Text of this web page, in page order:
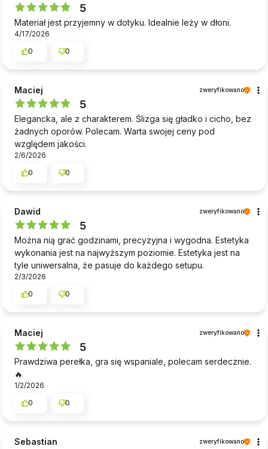
5
Materiał jest przyjemny w dotyku. Idealnie leży w dłoni.
4/17/2026
0
0
Maciej zweryfikowano
5
Elegancka, ale z charakterem. Ślizga się gładko i cicho, bez
żadnych oporów. Polecam. Warta swojej ceny pod
względem jakości.
2/6/2026
0
0
Dawid zweryfikowano
5
Można nią grać godzinami, precyzyjna i wygodna. Estetyka
wykonania jest na najwyższym poziomie. Estetyka jest na
tyle uniwersalna, że pasuje do każdego setupu.
2/3/2026
0
0
Maciej zweryfikowano
5
Prawdziwa perełka, gra się wspaniale, polecam serdecznie.
🔥
1/2/2026
0
0
Sebastian zweryfikowano